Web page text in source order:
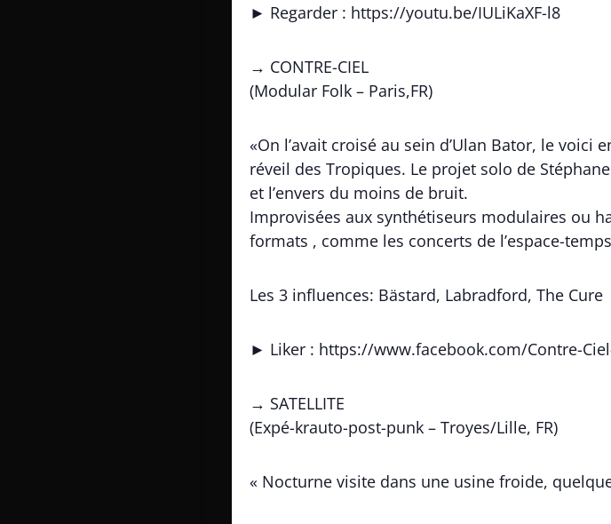
► Regarder : https://youtu.be/IULiKaXF-l8
→ CONTRE-CIEL
(Modular Folk – Paris,FR)
«On l’avait croisé au sein d’Ulan Bator, le
réveil des Tropiques. Le projet solo de
et l’envers du moins de bruit.
Improvisées aux synthétiseurs modulaires ou
formats , comme les concerts de l’espace-
Les 3 influences: Bästard, Labradford, The Cure
► Liker : https://www.facebook.com/Contre-
→ SATELLITE
(Expé-krauto-post-punk – Troyes/Lille, FR)
« Nocturne visite dans une usine froide,